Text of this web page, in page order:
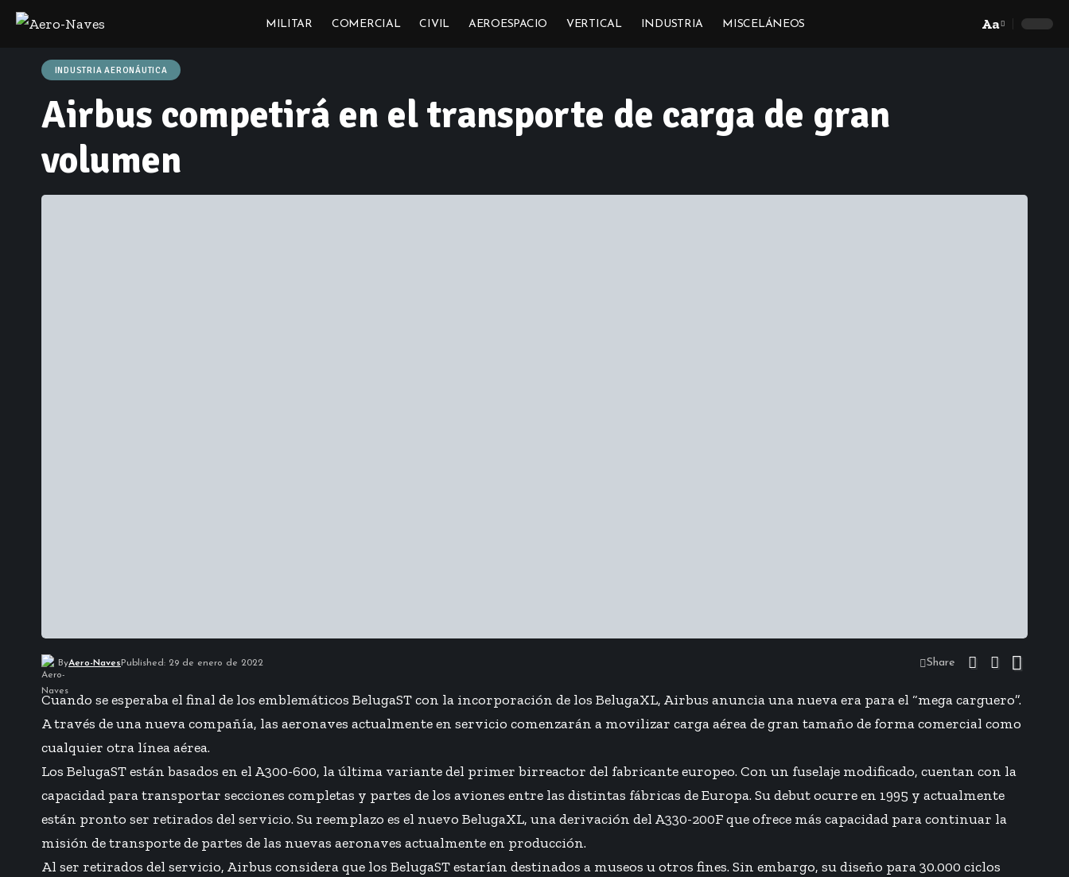
MILITAR COMERCIAL CIVIL AEROESPACIO VERTICAL INDUSTRIA MISCELÁNEOS
Font
Aa
INDUSTRIA AERONÁUTICA
Airbus competirá en el transporte de carga de gran
volumen
ByAero-Naves Published: 29 de enero de 2022 Share
Cuando se esperaba el final de los emblemáticos BelugaST con la incorporación de los BelugaXL, Airbus anuncia una nueva era para el “mega carguero”.
A través de una nueva compañía, las aeronaves actualmente en servicio comenzarán a movilizar carga aérea de gran tamaño de forma comercial como
cualquier otra línea aérea.
Los BelugaST están basados en el A300-600, la última variante del primer birreactor del fabricante europeo. Con un fuselaje modificado, cuentan con la
capacidad para transportar secciones completas y partes de los aviones entre las distintas fábricas de Europa. Su debut ocurre en 1995 y actualmente
están pronto ser retirados del servicio. Su reemplazo es el nuevo BelugaXL, una derivación del A330-200F que ofrece más capacidad para continuar la
misión de transporte de partes de las nuevas aeronaves actualmente en producción.
Al ser retirados del servicio, Airbus considera que los BelugaST estarían destinados a museos u otros fines. Sin embargo, su diseño para 30.000 ciclos